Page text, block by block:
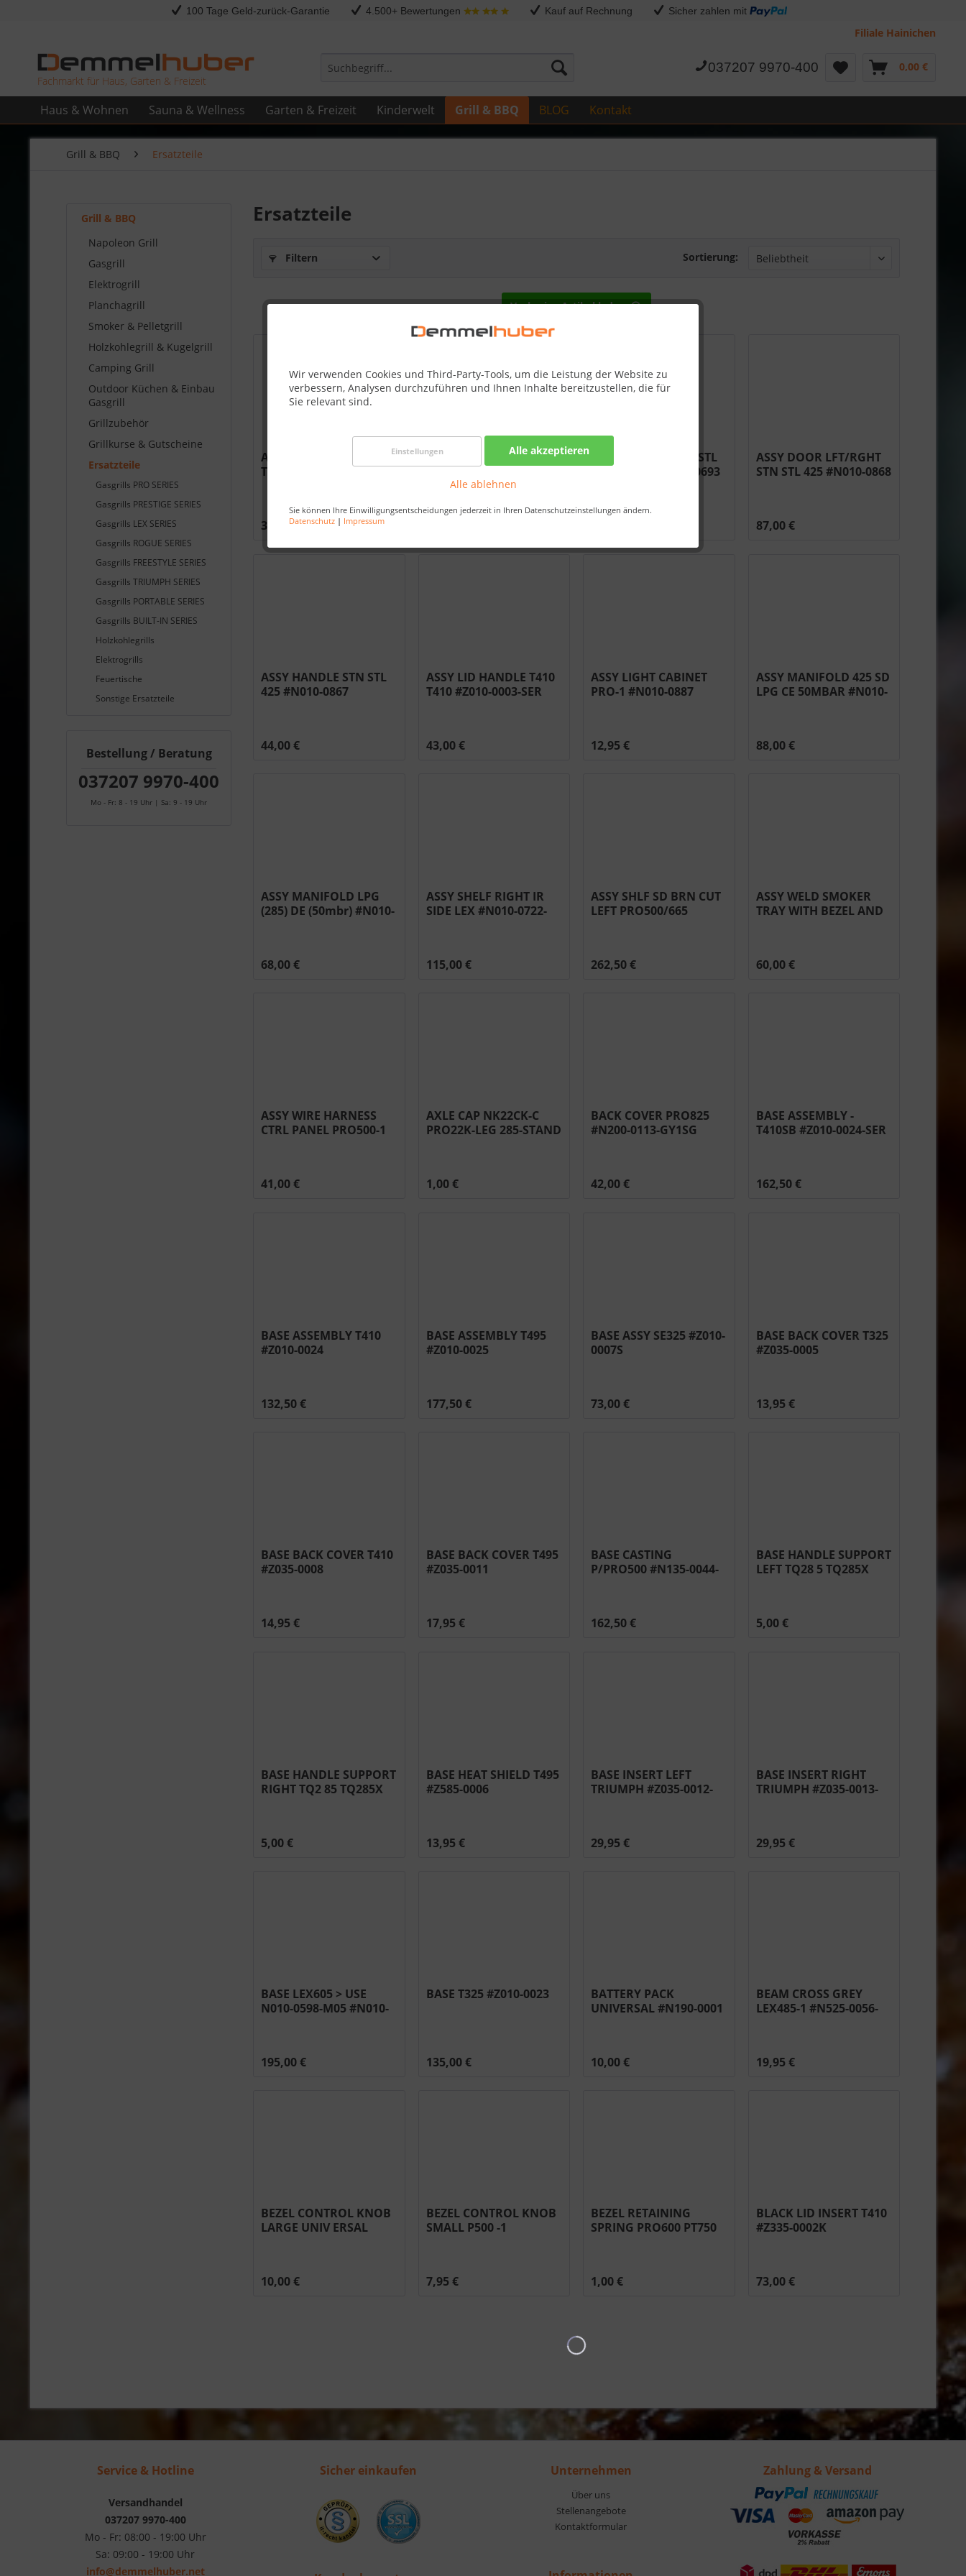
100 Tage Geld-zurück-Garantie 4.500+ Bewertungen Kauf auf Rechnung Sicher zahlen mit
Filiale Hainichen
Fachmarkt für Haus, Garten & Freizeit
037207 9970-400 0,00 €
Haus & Wohnen Sauna & Wellness Garten & Freizeit Kinderwelt Grill & BBQ BLOG Kontakt
Wir verwenden Cookies und Third-Party-Tools, um die Leistung der Website zu
verbessern, Analysen durchzuführen und Ihnen Inhalte bereitzustellen, die für
Sie relevant sind.
Einstellungen Alle akzeptieren
Alle ablehnen
Sie können Ihre Einwilligungsentscheidungen jederzeit in Ihren Datenschutzeinstellungen ändern.
Datenschutz | Impressum
Grill & BBQ Ersatzteile
Grill & BBQ
Napoleon Grill
Gasgrill
Elektrogrill
Planchagrill
Smoker & Pelletgrill
Holzkohlegrill & Kugelgrill
Camping Grill
Outdoor Küchen & Einbau
Gasgrill
Grillzubehör
Grillkurse & Gutscheine
Ersatzteile
Gasgrills PRO SERIES
Gasgrills PRESTIGE SERIES
Gasgrills LEX SERIES
Gasgrills ROGUE SERIES
Gasgrills FREESTYLE SERIES
Gasgrills TRIUMPH SERIES
Gasgrills PORTABLE SERIES
Gasgrills BUILT-IN SERIES
Holzkohlegrills
Elektrogrills
Feuertische
Sonstige Ersatzteile
Bestellung / Beratung
037207 9970-400
Mo - Fr: 8 - 19 Uhr | Sa: 9 - 19 Uhr
Ersatzteile
Filtern Sortierung:
Vorherige Artikel laden
ADAPTER TYPE A
TRAVEL Q #TQ-ADP-A
36,00 €
ASSY BURNER IR SD
BRN ALL PRESTIGE/PRO
#N010-0612
ASSY BURNER STN STL
MAIN 405C #N010-0693
ASSY DOOR LFT/RGHT
STN STL 425 #N010-0868
87,00 €
ASSY HANDLE STN STL
425 #N010-0867
44,00 €
ASSY LID HANDLE T410
T410 #Z010-0003-SER
43,00 €
ASSY LIGHT CABINET
PRO-1 #N010-0887
12,95 €
ASSY MANIFOLD 425 SD
LPG CE 50MBAR #N010-
88,00 €
ASSY MANIFOLD LPG
(285) DE (50mbr) #N010-
68,00 €
ASSY SHELF RIGHT IR
SIDE LEX #N010-0722-
115,00 €
ASSY SHLF SD BRN CUT
LEFT PRO500/665
262,50 €
ASSY WELD SMOKER
TRAY WITH BEZEL AND
60,00 €
ASSY WIRE HARNESS
CTRL PANEL PRO500-1
41,00 €
AXLE CAP NK22CK-C
PRO22K-LEG 285-STAND
1,00 €
BACK COVER PRO825
#N200-0113-GY1SG
42,00 €
BASE ASSEMBLY -
T410SB #Z010-0024-SER
162,50 €
BASE ASSEMBLY T410
#Z010-0024
132,50 €
BASE ASSEMBLY T495
#Z010-0025
177,50 €
BASE ASSY SE325 #Z010-
0007S
73,00 €
BASE BACK COVER T325
#Z035-0005
13,95 €
BASE BACK COVER T410
#Z035-0008
14,95 €
BASE BACK COVER T495
#Z035-0011
17,95 €
BASE CASTING
P/PRO500 #N135-0044-
162,50 €
BASE HANDLE SUPPORT
LEFT TQ28 5 TQ285X
5,00 €
BASE HANDLE SUPPORT
RIGHT TQ2 85 TQ285X
5,00 €
BASE HEAT SHIELD T495
#Z585-0006
13,95 €
BASE INSERT LEFT
TRIUMPH #Z035-0012-
29,95 €
BASE INSERT RIGHT
TRIUMPH #Z035-0013-
29,95 €
BASE LEX605 > USE
N010-0598-M05 #N010-
195,00 €
BASE T325 #Z010-0023
135,00 €
BATTERY PACK
UNIVERSAL #N190-0001
10,00 €
BEAM CROSS GREY
LEX485-1 #N525-0056-
19,95 €
BEZEL CONTROL KNOB
LARGE UNIV ERSAL
10,00 €
BEZEL CONTROL KNOB
SMALL P500 -1
7,95 €
BEZEL RETAINING
SPRING PRO600 PT750
1,00 €
BLACK LID INSERT T410
#Z335-0002K
73,00 €
Service & Hotline
Versandhandel
037207 9970-400
Mo - Fr: 08:00 - 19:00 Uhr
Sa: 09:00 - 19:00 Uhr
info@demmelhuber.net
Sicher einkaufen Unternehmen
Über uns
Stellenangebote
Kontaktformular
Zahlung & Versand